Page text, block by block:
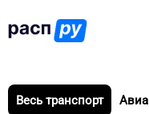
Весь транспорт Авиа